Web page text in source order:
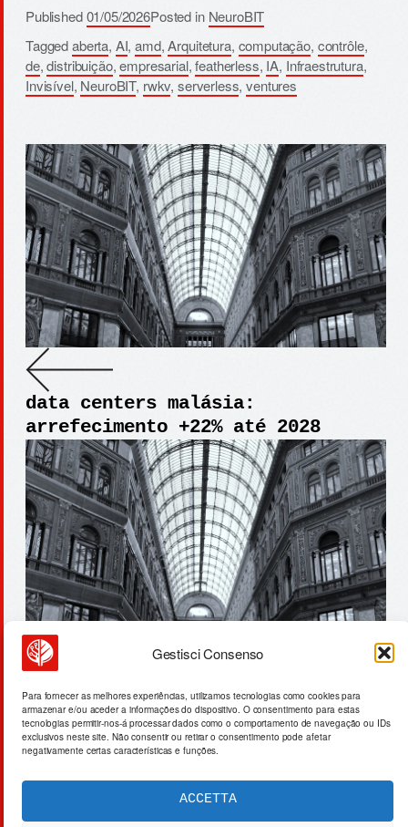
Gestisci Consenso
Para fornecer as melhores experiências, utilizamos tecnologias como cookies para
armazenar e/ou aceder a informações do dispositivo. O consentimento para estas
tecnologias permitir-nos-á processar dados como o comportamento de navegação ou IDs
exclusivos neste site. Não consentir ou retirar o consentimento pode afetar
negativamente certas características e funções.
ACCETTA
Published01/05/2026Posted in NeuroBIT
Taggedaberta, AI,amd,Arquitetura, computação, contrôle,
de,distribuição,empresarial,featherless, IA, Infraestrutura,
Invisível, NeuroBIT, rwkv, serverless,ventures
data centers malásia:
arrefecimento +22% até 2028
porto de houston: us$ 48 milhões
cobrem 440.000 teus